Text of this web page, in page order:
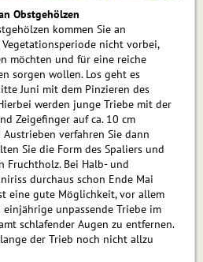
Obstgehölzen
kommen Sie an
nicht vorbei,
möchten und für eine reiche
sorgen wollen. Los geht es
Juni mit dem Pinzieren des
werden junge Triebe mit der
Zeigefinger auf ca. 10 cm
verfahren Sie dann
Sie die Form des Spaliers und
Bei Halb- und
durchaus schon Ende Mai
eine gute Möglichkeit, vor allem
unpassende Triebe im
schlafender Augen zu entfernen.
der Trieb noch nicht allzu